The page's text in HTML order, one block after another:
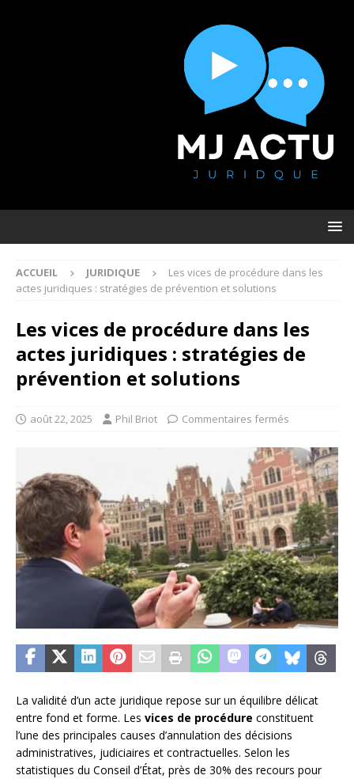
ACCUEIL JURIDIQUE
Les vices de procédure dans les
actes juridiques : stratégies de prévention et solutions
Les vices de procédure dans les
actes juridiques : stratégies de
prévention et solutions
août 22, 2025 Phil Briot Commentaires fermés
La validité d’un acte juridique repose sur un équilibre délicat
entre fond et forme. Les vices de procédure constituent
l’une des principales causes d’annulation des décisions
administratives, judiciaires et contractuelles. Selon les
statistiques du Conseil d’État, près de 30% des recours pour